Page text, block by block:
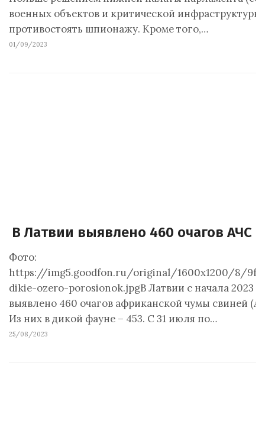
военных объектов и критической
противостоять шпионажу. Кроме того,…
01/09/2023
В Латвии выявлено 460 очагов АЧС
Фото:
https://img5.goodfon.ru/original/1600x1200/8/9f/
dikie-ozero-porosionok.jpgВ Латвии с начала 2023
выявлено 460 очагов африканской чумы свиней
Из них в дикой фауне – 453. С 31 июля по…
25/08/2023